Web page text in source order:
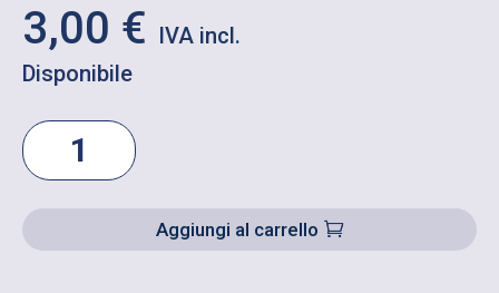
3,00 €
Disponibile
STROZZATO
RECHAMPIR
SERIE
119
A
Aggiungi al carrello